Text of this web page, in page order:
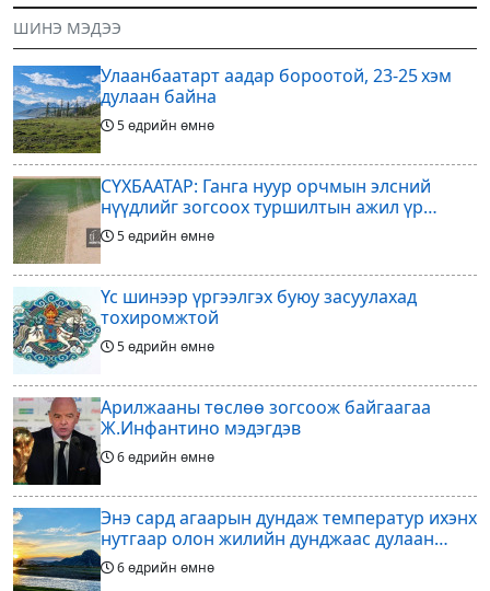
гал Морин жилийн Зуны адаг
хөхөгчин хонь сарын шинийн
19, Адъяа /Асралт/
оруулагчдад худалдах
шийдвэрлэснээ ФИФА-гийн
ерөнхийлөгч Жанни
ШИНЭ МЭДЭЭ
Улаанбаатарт аадар бороотой, 23-25 хэм
дулаан байна
5 өдрийн өмнө
СҮХБААТАР: Ганга нуур орчмын элсний
нүүдлийг зогсоох туршилтын ажил үр
дүнгээ өгч эхэлжээ
5 өдрийн өмнө
Үс шинээр үргээлгэх буюу засуулахад
тохиромжтой
5 өдрийн өмнө
Арилжааны төслөө зогсоож байгаагаа
Ж.Инфантино мэдэгдэв
6 өдрийн өмнө
Энэ сард агаарын дундаж температур ихэнх
нутгаар олон жилийн дунджаас дулаан
байна
6 өдрийн өмнө